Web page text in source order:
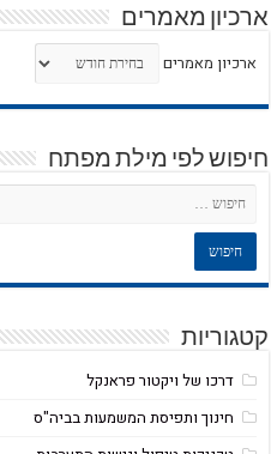
ארכיון מאמרים
ארכיון מאמרים
חיפוש לפי מילת מפתח
קטגוריות
דרכו של ויקטור פראנקל
חינוך ותפיסת המשמעות בביה"ס